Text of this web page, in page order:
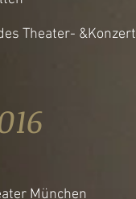
Theater-
München